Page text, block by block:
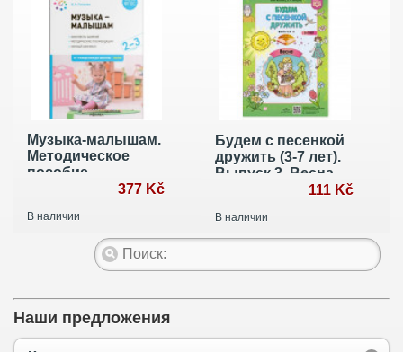
Музыка-малышам.
Методическое
пособие
377 Kč
В наличии
Будем с песенкой
дружить (3-7 лет).
Выпуск 3. Весна.
111 Kč
В наличии
Наши предложения